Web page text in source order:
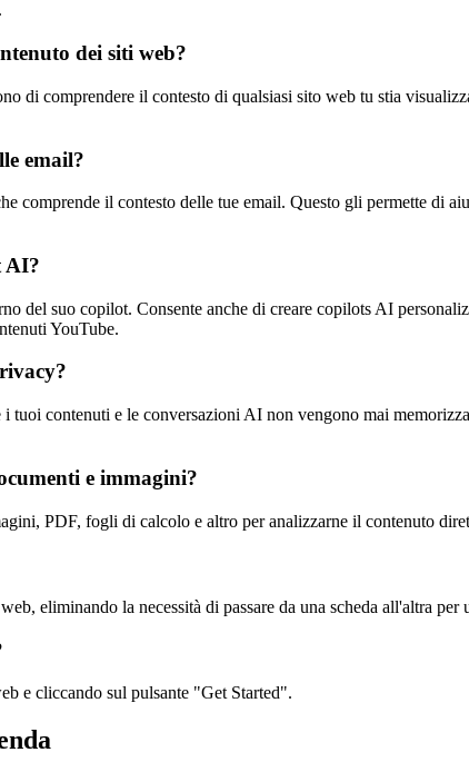
dei siti web?
di comprendere il contesto di qualsiasi sito web tu stia
email?
il contesto delle tue email. Questo gli permette di
AI?
del suo copilot. Consente anche di creare copilots AI
YouTube.
contenuti e le conversazioni AI non vengono mai
e immagini?
PDF, fogli di calcolo e altro per analizzarne il contenuto
eliminando la necessità di passare da una scheda all'altra
e cliccando sul pulsante "Get Started".